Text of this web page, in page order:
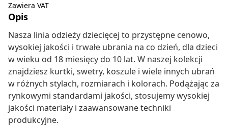
Zawiera VAT
Opis
Nasza linia odzieży dziecięcej to przystępne cenowo,
wysokiej jakości i trwałe ubrania na co dzień, dla dzieci
w wieku od 18 miesięcy do 10 lat. W naszej kolekcji
znajdziesz kurtki, swetry, koszule i wiele innych ubrań
w różnych stylach, rozmiarach i kolorach. Podążając za
rynkowymi standardami jakości, stosujemy wysokiej
jakości materiały i zaawansowane techniki
produkcyjne.